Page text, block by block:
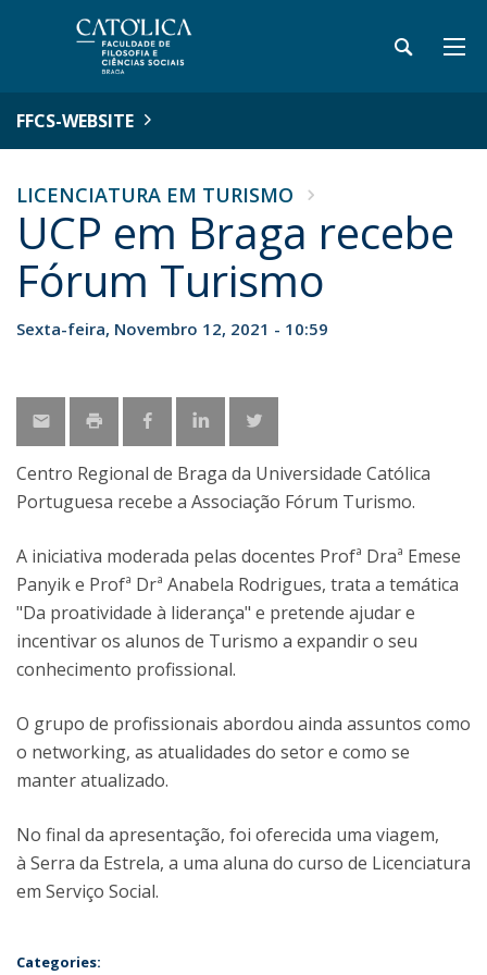
FFCS-WEBSITE
LICENCIATURA EM TURISMO
UCP em Braga recebe
Fórum Turismo
Sexta-feira, Novembro 12, 2021 - 10:59
Centro Regional de Braga da Universidade Católica
Portuguesa recebe a Associação Fórum Turismo.
A iniciativa moderada pelas docentes Profª Draª Emese
Panyik e Profª Drª Anabela Rodrigues, trata a temática
"Da proatividade à liderança" e pretende ajudar e
incentivar os alunos de Turismo a expandir o seu
conhecimento profissional.
O grupo de profissionais abordou ainda assuntos como
o networking, as atualidades do setor e como se
manter atualizado.
No final da apresentação, foi oferecida uma viagem,
à Serra da Estrela, a uma aluna do curso de Licenciatura
em Serviço Social.
Categories: